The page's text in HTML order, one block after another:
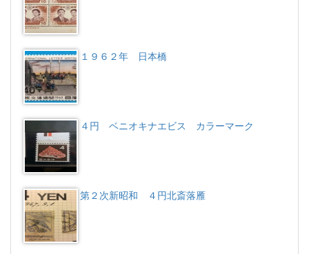
１９６２年 日本橋
４円 ベニオキナエビス カラーマーク
第２次新昭和 ４円北斎落雁